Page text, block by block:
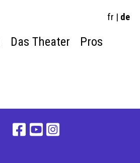
fr | de
Das Theater Pros